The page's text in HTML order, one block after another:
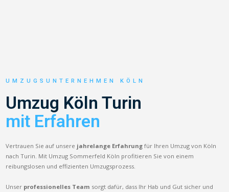
UMZUGSUNTERNEHMEN KÖLN
Umzug Köln Turin
mit Erfahren
Vertrauen Sie auf unsere jahrelange Erfahrung für Ihren Umzug von Köln
nach Turin. Mit Umzug Sommerfeld Köln profitieren Sie von einem
reibungslosen und effizienten Umzugsprozess.
Unser professionelles Team sorgt dafür, dass Ihr Hab und Gut sicher und